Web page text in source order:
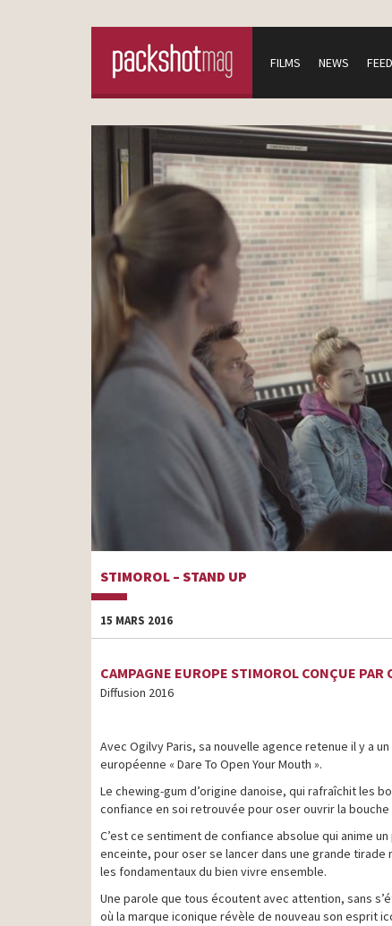
FILMS NEWS
STIMOROL – STAND UP
15 MARS 2016
CAMPAGNE EUROPE STIMOROL CONÇUE PAR
Diffusion 2016
Avec Ogilvy Paris, sa nouvelle agence retenue il y a
européenne « Dare To Open Your Mouth ».
Le chewing-gum d’origine danoise, qui rafraîchit les
confiance en soi retrouvée pour oser ouvrir la
C’est ce sentiment de confiance absolue qui anime
enceinte, pour oser se lancer dans une grande
les fondamentaux du bien vivre ensemble.
Une parole que tous écoutent avec attention, sans
où la marque iconique révèle de nouveau son esprit